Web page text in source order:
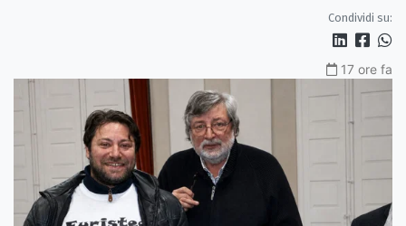
Condividi su:
17 ore fa